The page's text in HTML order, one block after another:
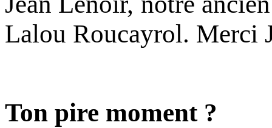
Lalou Roucayrol. Merci
Ton pire moment ?